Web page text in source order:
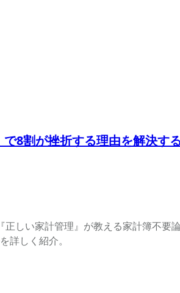
8割が挫折する理由を解決す
しい家計管理』が教える家計簿不要
詳しく紹介。